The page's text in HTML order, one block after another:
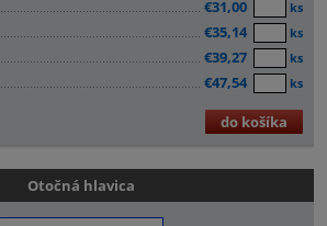
€31,00 ks
€35,14 ks
€39,27 ks
€47,54 ks
do košíka
Otočná hlavica